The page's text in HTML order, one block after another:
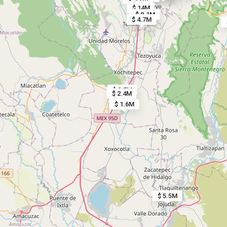
$ 2.4M
$ 5.5M
$ 4.7M
$ 8.1M
$ 1.6M
$ 14M
$ 2.7M